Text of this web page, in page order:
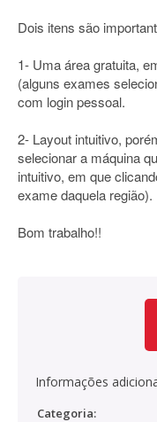
Dois itens são
1- Uma área gratuita,
(alguns exames
com login pessoal.
2- Layout intuitivo,
selecionar a máquina
intuitivo, em que
exame daquela região).
Bom trabalho!!
Informações
Categoria: